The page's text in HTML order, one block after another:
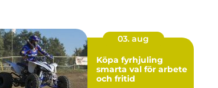
03. aug
Köpa fyrhjuling
smarta val för arbete
och fritid